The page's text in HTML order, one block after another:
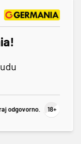
odgovorno.